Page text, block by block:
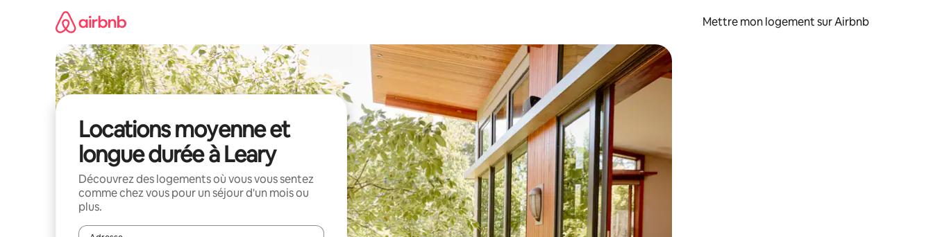
Mettre mon logement sur Airbnb
Locations moyenne et
longue durée à Leary
Découvrez des logements où vous vous sentez
comme chez vous pour un séjour d'un mois ou
plus.